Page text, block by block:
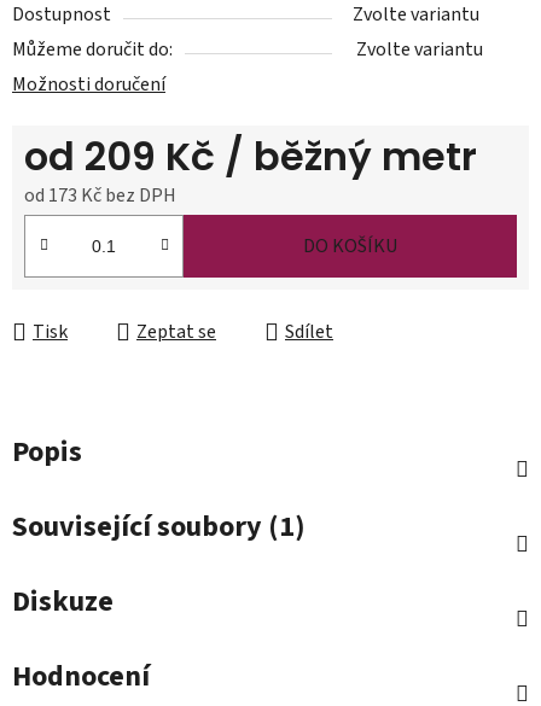
Dostupnost
Zvolte variantu
Můžeme doručit do:
Zvolte variantu
Možnosti doručení
od 209 Kč / běžný metr
od 173 Kčbez DPH
Měrná cena:
DO KOŠÍKU
Tisk Zeptat se Sdílet
Popis
Související soubory (1)
Diskuze
Hodnocení